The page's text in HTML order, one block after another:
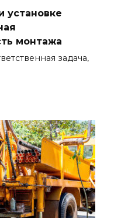
установке
монтажа
задача,